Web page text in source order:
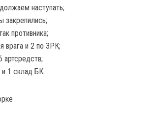
наступать;
закрепились;
противника;
врага и 2 по ЗРК;
артсредств;
1 склад БК.